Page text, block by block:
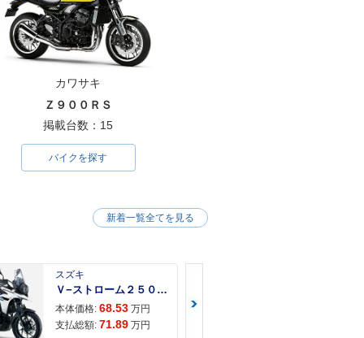
カワサキ
Ｚ９００ＲＳ
掲載台数：15
バイクを探す
スズキ
Ｖ−ストローム２５０ ２６年モデル 水冷２気筒エンジン ＬＥＤヘッドライト標準装備
本体価格: 68.53 万円
支払総額: 71.89 万円
新着一覧全てを見る